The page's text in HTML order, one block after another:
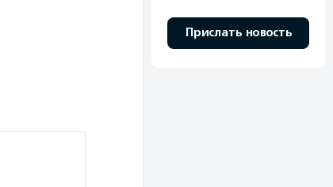
Прислать новость